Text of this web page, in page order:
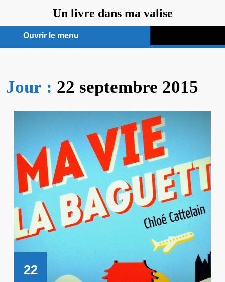
contenu
Un livre dans ma valise
Ouvrir le menu
menu
Jour : 22 septembre 2015
22